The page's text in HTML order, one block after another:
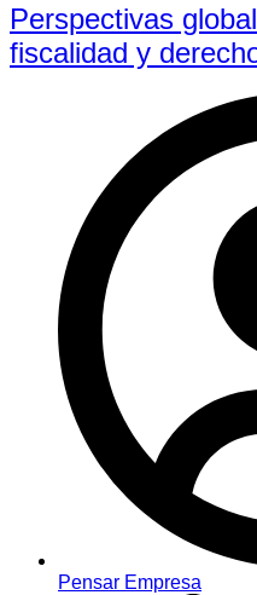
Perspectivas
fiscalidad y
Pensar Empresa